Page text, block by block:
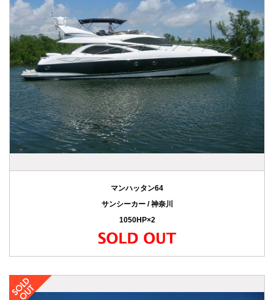
マンハッタン64
サンシーカー / 神奈川
1050HP×2